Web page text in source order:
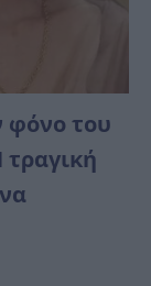
φόνο του